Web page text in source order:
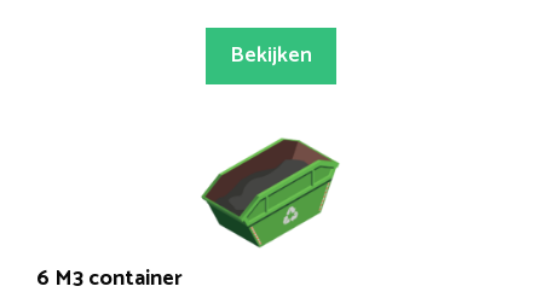
Bekijken
6 M3 container